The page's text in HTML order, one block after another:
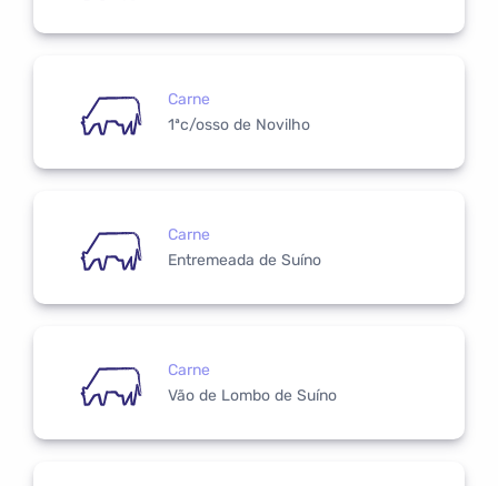
Carne
1ªc/osso de Novilho
Carne
Entremeada de Suíno
Carne
Vão de Lombo de Suíno